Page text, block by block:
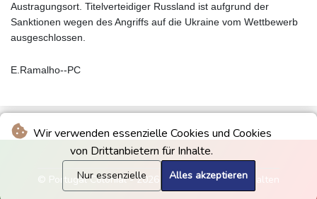
Wir verwenden essenzielle Cookies und Cookies
von Drittanbietern für Inhalte.
Nur essenzielle Alles akzeptieren
Austragungsort. Titelverteidiger Russland ist aufgrund der
Sanktionen wegen des Angriffs auf die Ukraine vom Wettbewerb
ausgeschlossen.
E.Ramalho--PC
© Portugal Colonial - 2026 - Alle Rechte vorbehalten